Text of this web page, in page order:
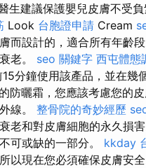
生建議保護嬰兒皮膚不受負
Look 台胞證申請 Cream
而設計的，適合所有年齡段
老。 seo 關鍵字 西屯體態
分鐘使用該產品，並在幾
防曬霜，您應該考慮您的
線。 整骨院的奇妙經歷
老和對皮膚細胞的永久損害
可或缺的一部分。 kkday
以現在您必須確保皮膚安